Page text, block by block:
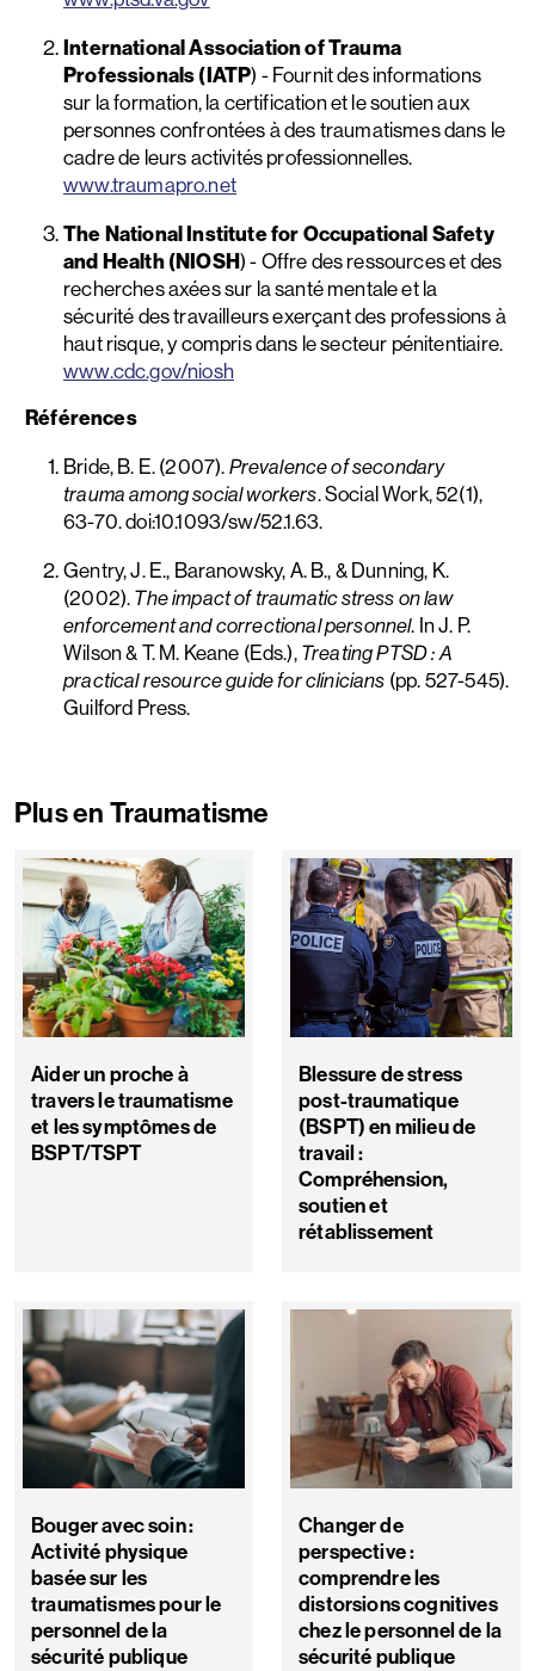
International Association of Trauma
Professionals (IATP) - Fournit des informations
sur la formation, la certification et le soutien aux
personnes confrontées à des traumatismes dans le
cadre de leurs activités professionnelles.
www.traumapro.net
The National Institute for Occupational Safety
and Health (NIOSH) - Offre des ressources et des
recherches axées sur la santé mentale et la
sécurité des travailleurs exerçant des professions à
haut risque, y compris dans le secteur pénitentiaire.
www.cdc.gov/niosh
Références
Bride, B. E. (2007). Prevalence of secondary
trauma among social workers. Social Work, 52(1),
63-70. doi:10.1093/sw/52.1.63.
Gentry, J. E., Baranowsky, A. B., & Dunning, K.
(2002). The impact of traumatic stress on law
enforcement and correctional personnel. In J. P.
Wilson & T. M. Keane (Eds.), Treating PTSD : A
practical resource guide for clinicians (pp. 527-545).
Guilford Press.
Plus en Traumatisme
Aider un proche à
travers le traumatisme
et les symptômes de
BSPT/TSPT
Blessure de stress
post-traumatique
(BSPT) en milieu de
travail :
Compréhension,
soutien et
rétablissement
Bouger avec soin :
Activité physique
basée sur les
traumatismes pour le
personnel de la
sécurité publique
Changer de
perspective :
comprendre les
distorsions cognitives
chez le personnel de la
sécurité publique